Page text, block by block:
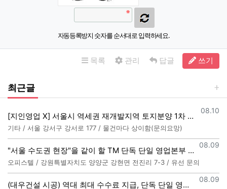
자동등록방지 숫자를 순서대로 입력하세요.
목록 관리 답글 쓰기
최근글
등록일
08.10
[지인영업 X] 서울시 역세권 재개발지역 토지분양 1차 상담사 모집합니다.
기타 / 서울 강서구 강서로 177 / 물건마다 상이함(문의요망)
등록일
08.09
"서울 수도권 현장"을 같이 할 TM 단독 단일 영업본부 팀 선착순 모집
오피스텔 / 강원특별자치도 양양군 강현면 전진리 7-3 / 유선 문의
등록일
08.09
(대우건설 시공) 역대 최대 수수료 지급, 단독 단일 영업본부 선착순 모집